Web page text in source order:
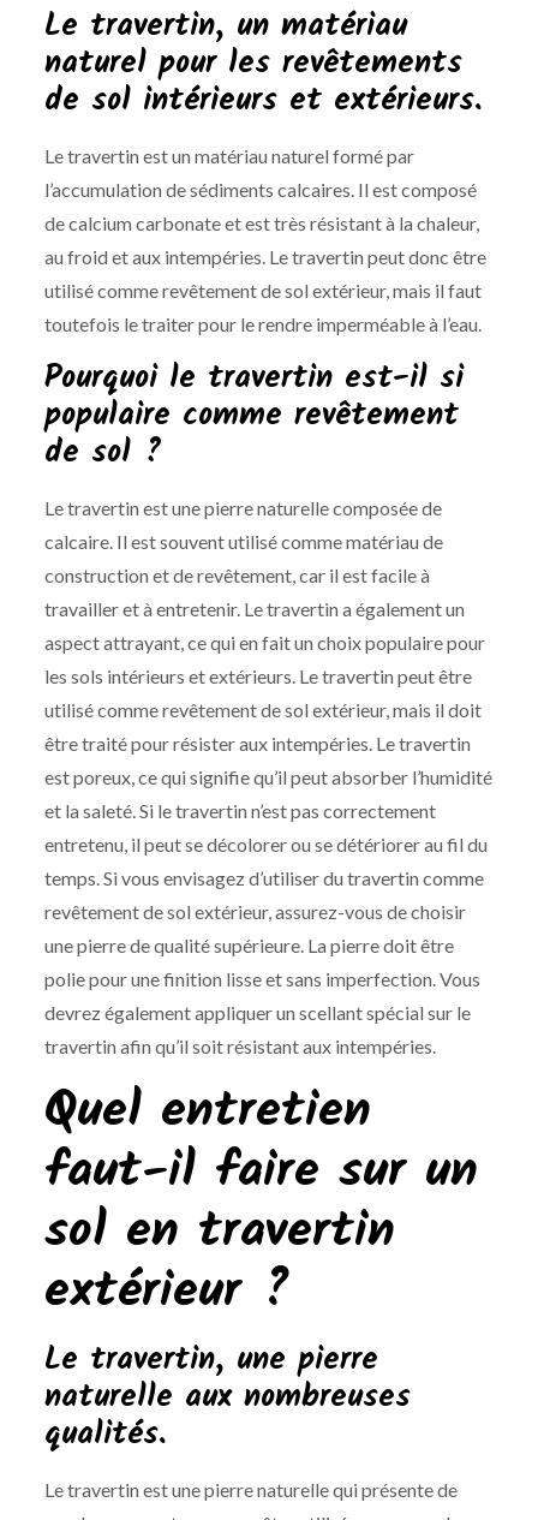
Le travertin, un matériau
naturel pour les revêtements
de sol intérieurs et extérieurs.
Le travertin est un matériau naturel formé par
l’accumulation de sédiments calcaires. Il est composé
de calcium carbonate et est très résistant à la chaleur,
au froid et aux intempéries. Le travertin peut donc être
utilisé comme revêtement de sol extérieur, mais il faut
toutefois le traiter pour le rendre imperméable à l’eau.
Pourquoi le travertin est-il si
populaire comme revêtement
de sol ?
Le travertin est une pierre naturelle composée de
calcaire. Il est souvent utilisé comme matériau de
construction et de revêtement, car il est facile à
travailler et à entretenir. Le travertin a également un
aspect attrayant, ce qui en fait un choix populaire pour
les sols intérieurs et extérieurs. Le travertin peut être
utilisé comme revêtement de sol extérieur, mais il doit
être traité pour résister aux intempéries. Le travertin
est poreux, ce qui signifie qu’il peut absorber l’humidité
et la saleté. Si le travertin n’est pas correctement
entretenu, il peut se décolorer ou se détériorer au fil du
temps. Si vous envisagez d’utiliser du travertin comme
revêtement de sol extérieur, assurez-vous de choisir
une pierre de qualité supérieure. La pierre doit être
polie pour une finition lisse et sans imperfection. Vous
devrez également appliquer un scellant spécial sur le
travertin afin qu’il soit résistant aux intempéries.
Quel entretien
faut-il faire sur un
sol en travertin
extérieur ?
Le travertin, une pierre
naturelle aux nombreuses
qualités.
Le travertin est une pierre naturelle qui présente de